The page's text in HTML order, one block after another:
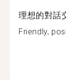
理想的對話
Friendly,